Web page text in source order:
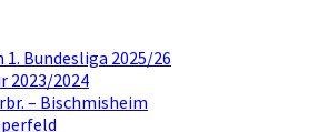
Bundesliga 2025/26
2023/2024
– Bischmisheim